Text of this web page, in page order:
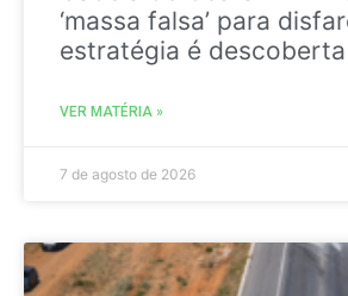
‘massa falsa’ para
estratégia é descoberta
VER MATÉRIA »
7 de agosto de 2026